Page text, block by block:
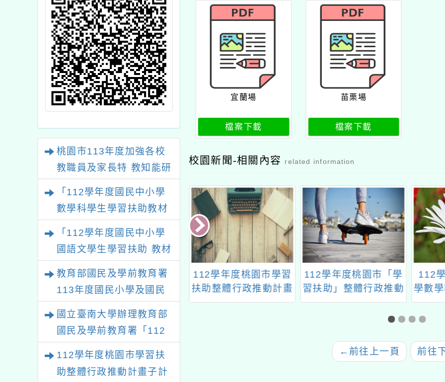
桃園市113年度加強各校
教職員及家長特 教知能研
「112學年度國民中小學
數學科學生學習扶助教材
「112學年度國民中小學
國語文學生學習扶助 教材
研習」臺中及高雄場次
教育部國民及學前教育署
113年度國民小學及國民
中學學生學習扶助科技化
評量系統測驗結果資料運
用－國小場教師研習
國立臺南大學辦理教育部
國民及學前教育署「112
學年度國民中小學數學科
112學年度桃園市學習扶
助整體行政推動計畫子計
宜蘭場
檔案下載
苗栗場
檔案下載
校園新聞-相關內容 related information
度桃園市辦理
助」整體行政
畫子計畫十
小現職教師8
研習計畫-南
教育部國民及學前教育
署113年度國民小學及
國民中學學生學習扶助
科技化評量系統測驗結
果資料運用－國小場教
師研習
112學年度桃園市學習
扶助整體行政推動計畫
子計畫十三：科技化評
112學年度桃園市「學
習扶助」整體行政推動
計畫子計畫十二~一：
國小非現職教師18小
112
學數
← 前往上一頁 前往